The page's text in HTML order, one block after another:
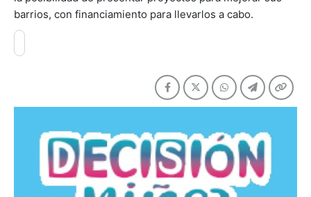
barrios, con financiamiento para llevarlos a cabo.